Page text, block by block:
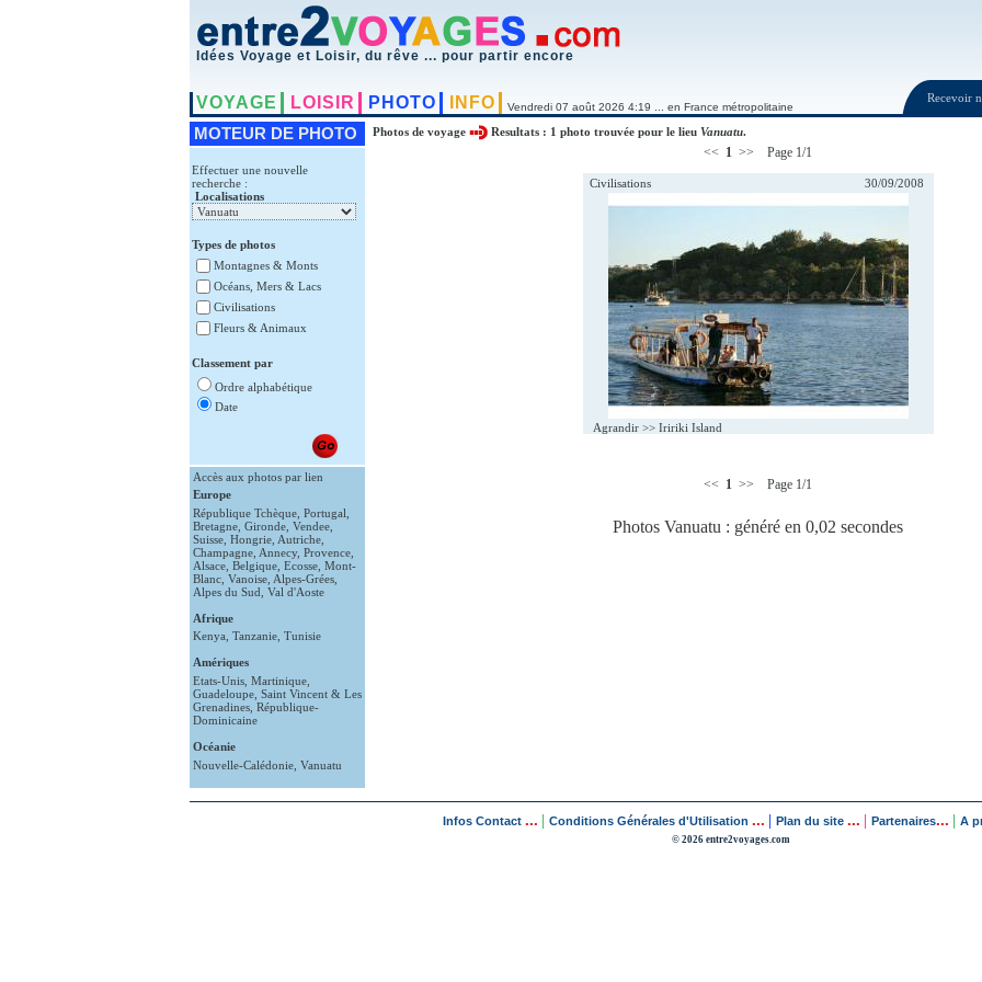
Idées Voyage et Loisir, du rêve ... pour partir encore
VOYAGE LOISIR PHOTO INFO Vendredi 07 août 2026 4:19 ... en France métropolitaine
Recevoir
MOTEUR DE PHOTO
Effectuer une nouvelle
recherche :
Localisations
Types de photos
Montagnes & Monts
Océans, Mers & Lacs
Civilisations
Fleurs & Animaux
Classement par
Ordre alphabétique
Date
Accès aux photos par lien
Europe
République Tchèque, Portugal
Bretagne, Gironde, Vendee,
Suisse, Hongrie, Autriche,
Champagne, Annecy, Provence,
Alsace, Belgique, Ecosse, Mont-
Blanc, Vanoise, Alpes-Grées,
Alpes du Sud Val d'Aoste
Afrique
Kenya Tanzanie, Tunisie
Amériques
Etats-Unis, Martinique,
Guadeloupe, Saint Vincent & Les
Grenadines, République-
Dominicaine
Océanie
Nouvelle-Calédonie, Vanuatu
Photos de voyage Resultats : 1 photo trouvée pour le lieu Vanuatu.
<< 1 >> Page 1/1
Civilisations 30/09/2008
Agrandir >> Iririki Island
<< 1 >> Page 1/1
Photos Vanuatu : généré en 0,02 secondes
Infos Contact ... Conditions Générales d'Utilisation ... Plan du site ... Partenaires... A
© 2026 entre2voyages.com